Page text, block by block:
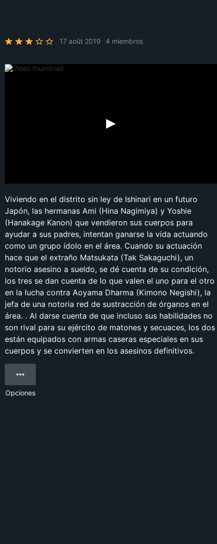
17 août 2019 4 miembros
Viviendo en el distrito sin ley de Ishinari en un futuro
Japón, las hermanas Ami (Hina Nagimiya) y Yoshie
(Hanakage Kanon) que vendieron sus cuerpos para
ayudar a sus padres, intentan ganarse la vida actuando
como un grupo ídolo en el área. Cuando su actuación
hace que el extraño Matsukata (Tak Sakaguchi), un
notorio asesino a sueldo, se dé cuenta de su condición,
los tres se dan cuenta de lo que valen el uno para el otro
en la lucha contra Aoyama Dharma (Kimono Negishi), la
jefa de una notoria red de sustracción de órganos en el
área. . Al darse cuenta de que incluso sus habilidades no
son rival para su ejército de matones y secuaces, los dos
están equipados con armas caseras especiales en sus
cuerpos y se convierten en los asesinos definitivos.
Opciones